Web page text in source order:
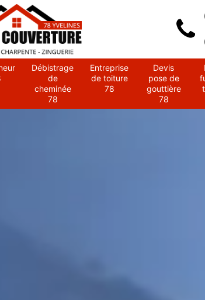
Débistrage
de
cheminée
78
Entreprise
de toiture
78
Devis
pose de
gouttière
78